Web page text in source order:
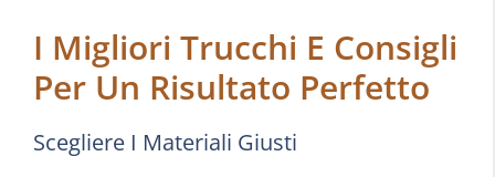
I Migliori Trucchi E Consigli
Per Un Risultato Perfetto
Scegliere I Materiali Giusti